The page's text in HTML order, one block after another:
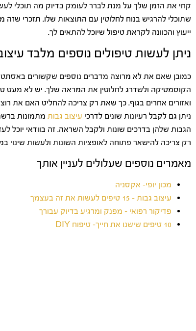
קחי את הזמן שלך על מנת לברר לעומק בדיוק מה תוכלי
שתוכלי להרגיש בנוח לחלוטין עם התוצאות שלו. תזכרי שזה
ייעוץ והכוונה לקראת טיפול שיוכל להתאים לך.
ניתן לעשות טיפולים נוספים מלבד
כמובן שאם את לא מרוצה מדברים נוספים שקשורים
הקוסמטיקה ולשדרג לחלוטין את המראה שלך. יש לא מעט
ואזורים אחרים בגוף. כך שאת רק צריכה להחליט האם את
ניתן גם לקבל רעיונות שונים לדרכי עיצוב גבות מתמונות
הגבות שלהן בדרכים שונות ולקבל השראה. זה בוודאי יוכל
רק צריכה להישאר פתוחה לאופציות השונות ולעשות שינוי
מאמרים נוספים שעלולים לעניין אותך
מכון יופי- אקסניה
עיצוב גבות – 15 טיפים לעשות את זה בעצמך
פדיקור רפואי – מפנק ומרגיע בדיוק עבורך
10 טיפים שישנו את חייך- טיפוח DIY